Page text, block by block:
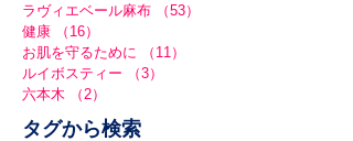
ラヴィエベール麻布
（53）
健康
（16）
お肌を守るために
（11）
ルイボスティー
（3）
六本木
（2）
タグから検索